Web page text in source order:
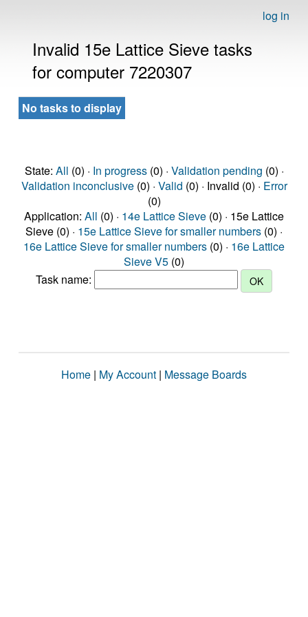
log in
Invalid 15e Lattice Sieve tasks
for computer 7220307
No tasks to display
State: All (0) · In progress(0) · Validation pending (0) ·
Validation inconclusive(0) · Valid (0) · Invalid (0) · Error
(0)
Application: All (0) · 14e Lattice Sieve (0) · 15e Lattice
Sieve (0) · 15e Lattice Sieve for smaller numbers (0) ·
16e Lattice Sieve for smaller numbers (0) · 16e Lattice
Sieve V5 (0)
Task name:
Home | My Account | Message Boards